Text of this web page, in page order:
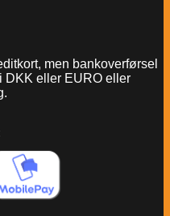
men bankoverførsel
DKK eller EURO eller